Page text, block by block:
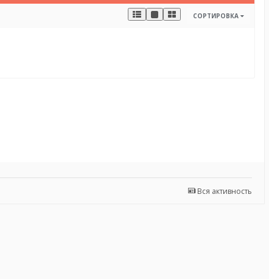
СОРТИРОВКА
Вся активность